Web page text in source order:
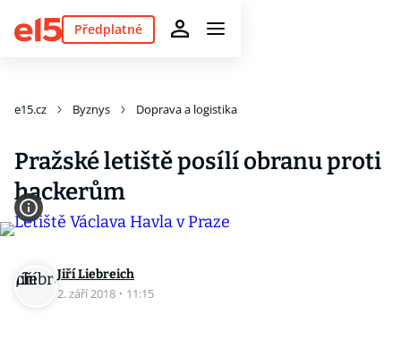
Předplatné
e15.cz Byznys Doprava a logistika
Pražské letiště posílí obranu proti
hackerům
Jiří Liebreich
2. září 2018 · 11:15